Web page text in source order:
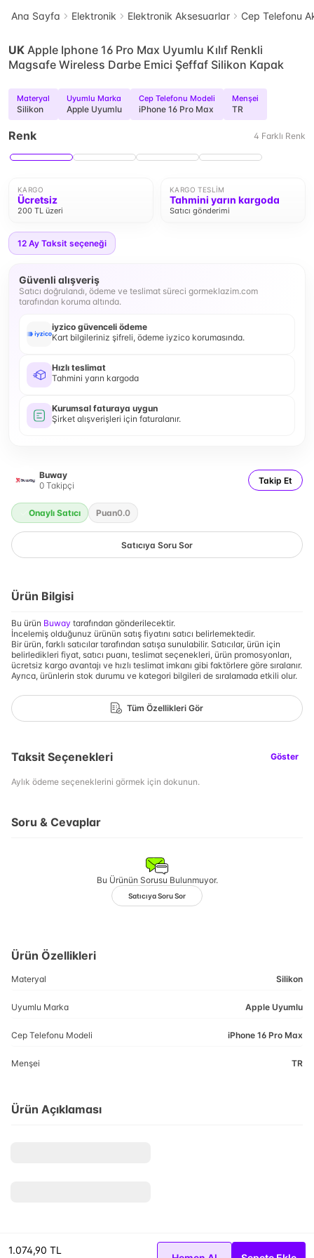
Ana Sayfa Elektronik Elektronik Aksesuarlar Cep Telefonu
UK Apple Iphone 16 Pro Max Uyumlu Kılıf Renkli
Magsafe Wireless Darbe Emici Şeffaf Silikon Kapak
Materyal
Silikon
Uyumlu Marka
Apple Uyumlu
Cep Telefonu Modeli
iPhone 16 Pro Max
Menşei
TR
Renk 4 Farklı Renk
KARGO
Ücretsiz
200 TL üzeri
KARGO TESLIM
Tahmini yarın kargoda
Satıcı gönderimi
12 Ay Taksit seçeneği
Güvenli alışveriş
Satıcı doğrulandı, ödeme ve teslimat süreci gormeklazim.com
tarafından koruma altında.
iyzico güvenceli ödeme
Kart bilgileriniz şifreli, ödeme iyzico korumasında.
Hızlı teslimat
Tahmini yarın kargoda
Kurumsal faturaya uygun
Şirket alışverişleri için faturalanır.
Buway
0 Takipçi Takip Et
Onaylı Satıcı Puan0.0
Satıcıya Soru Sor
Ürün Bilgisi
Bu ürün Buway tarafından gönderilecektir.
İncelemiş olduğunuz ürünün satış fiyatını satıcı belirlemektedir.
Bir ürün, farklı satıcılar tarafından satışa sunulabilir. Satıcılar, ürün için
belirledikleri fiyat, satıcı puanı, teslimat seçenekleri, ürün promosyonları,
ücretsiz kargo avantajı ve hızlı teslimat imkanı gibi faktörlere göre sıralanır.
Ayrıca, ürünlerin stok durumu ve kategori bilgileri de sıralamada etkili olur.
Tüm Özellikleri Gör
Taksit Seçenekleri Göster
Aylık ödeme seçeneklerini görmek için dokunun.
Soru & Cevaplar
Bu Ürünün Sorusu Bulunmuyor.
Satıcıya Soru Sor
1.074,90 TL
Ürün Özellikleri
Materyal Silikon
Uyumlu Marka Apple Uyumlu
Cep Telefonu Modeli iPhone 16 Pro Max
Menşei TR
Ürün Açıklaması